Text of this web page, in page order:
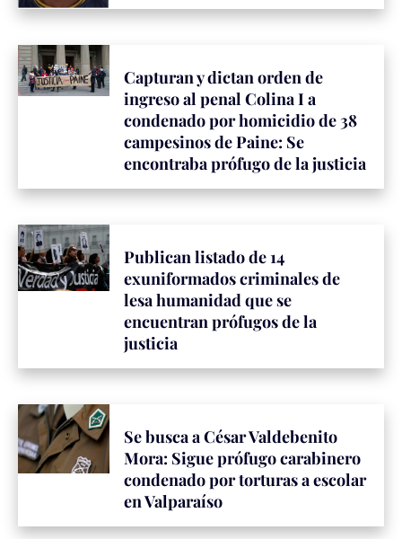
Capturan y dictan orden de
ingreso al penal Colina I a
condenado por homicidio de 38
campesinos de Paine: Se
encontraba prófugo de la justicia
Publican listado de 14
exuniformados criminales de
lesa humanidad que se
encuentran prófugos de la
justicia
Se busca a César Valdebenito
Mora: Sigue prófugo carabinero
condenado por torturas a escolar
en Valparaíso